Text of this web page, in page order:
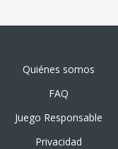
Quiénes somos
FAQ
Juego Responsable
Privacidad